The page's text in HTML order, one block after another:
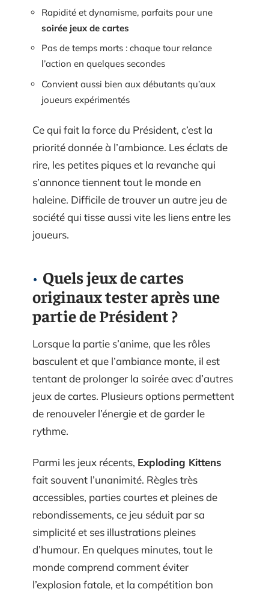
Rapidité et dynamisme, parfaits pour une
soirée jeux de cartes
Pas de temps morts : chaque tour relance
l’action en quelques secondes
Convient aussi bien aux débutants qu’aux
joueurs expérimentés
Ce qui fait la force du Président, c’est la
priorité donnée à l’ambiance. Les éclats de
rire, les petites piques et la revanche qui
s’annonce tiennent tout le monde en
haleine. Difficile de trouver un autre jeu de
société qui tisse aussi vite les liens entre les
joueurs.
Quels jeux de cartes
originaux tester après une
partie de Président ?
Lorsque la partie s’anime, que les rôles
basculent et que l’ambiance monte, il est
tentant de prolonger la soirée avec d’autres
jeux de cartes. Plusieurs options permettent
de renouveler l’énergie et de garder le
rythme.
Parmi les jeux récents, Exploding Kittens
fait souvent l’unanimité. Règles très
accessibles, parties courtes et pleines de
rebondissements, ce jeu séduit par sa
simplicité et ses illustrations pleines
d’humour. En quelques minutes, tout le
monde comprend comment éviter
l’explosion fatale, et la compétition bon